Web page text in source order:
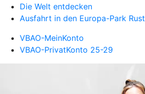
Die Welt entdecken
Ausfahrt in den Europa-Park Rust
VBAO-MeinKonto
VBAO-PrivatKonto 25-29